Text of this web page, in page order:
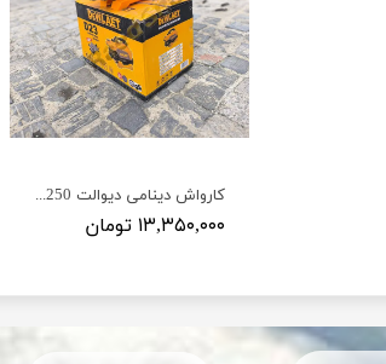
کارواش دینامی دیوالت 250 بار مدل Dewalt D23
۱۳,۳۵۰,۰۰۰ تومان